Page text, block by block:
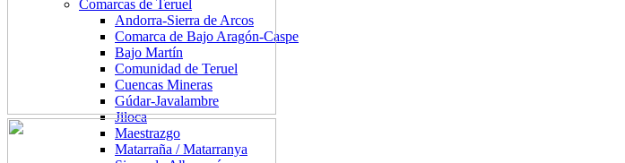
Comarcas de Teruel
Andorra-Sierra de Arcos
Comarca de Bajo Aragón-Caspe
Bajo Martín
Comunidad de Teruel
Cuencas Mineras
Gúdar-Javalambre
Jiloca
Maestrazgo
Matarraña / Matarranya